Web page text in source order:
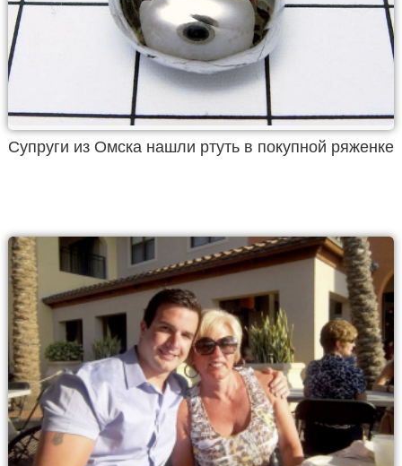
Супруги из Омска нашли ртуть в покупной ряженке